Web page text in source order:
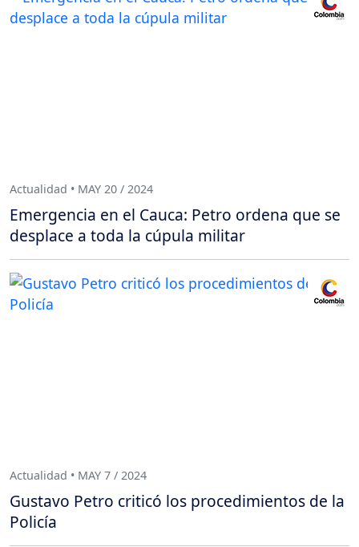
Actualidad • MAY 20 / 2024
Emergencia en el Cauca: Petro ordena que se
desplace a toda la cúpula militar
Actualidad • MAY 7 / 2024
Gustavo Petro criticó los procedimientos de la
Policía